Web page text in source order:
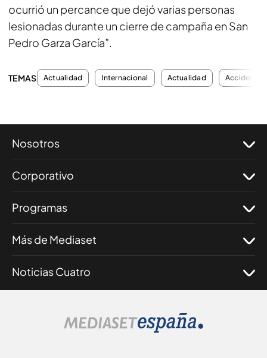
ocurrió un percance que dejó varias personas
lesionadas durante un cierre de campaña en San
Pedro Garza García”.
TEMAS Actualidad Internacional Actualidad Accidentes
Nosotros
Corporativo
Programas
Más de Mediaset
Noticias Cuatro